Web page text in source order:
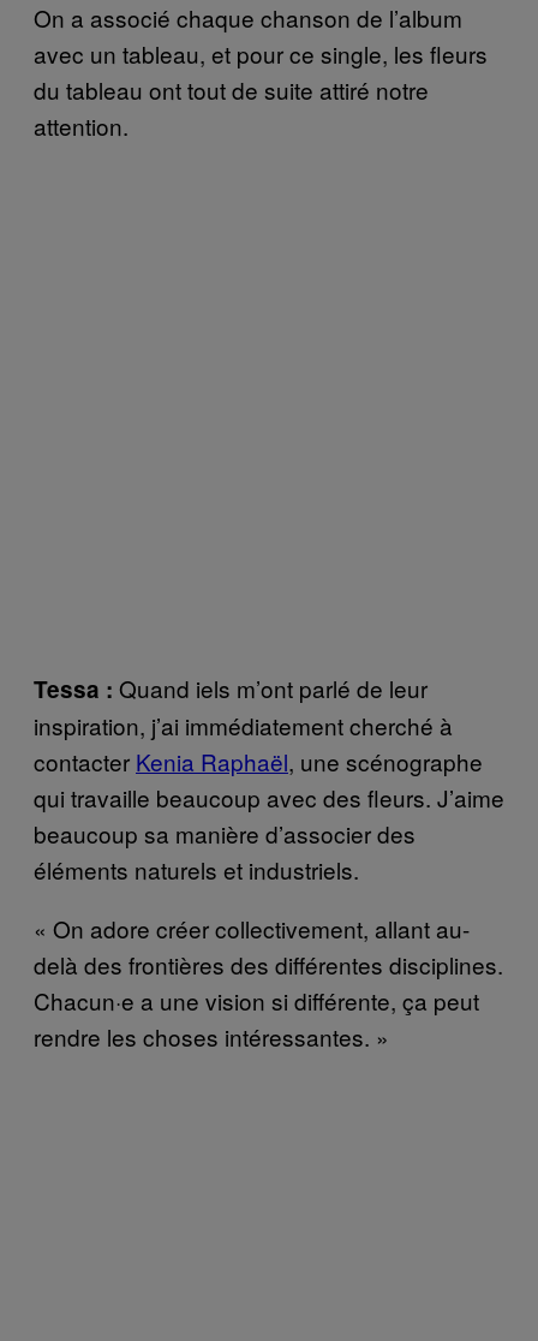
On a associé chaque chanson de l’album
avec un tableau, et pour ce single, les fleurs
du tableau ont tout de suite attiré notre
attention.
Tessa : Quand iels m’ont parlé de leur
inspiration, j’ai immédiatement cherché à
contacter Kenia Raphaël, une scénographe
qui travaille beaucoup avec des fleurs. J’aime
beaucoup sa manière d’associer des
éléments naturels et industriels.
« On adore créer collectivement, allant au-
delà des frontières des différentes disciplines.
Chacun·e a une vision si différente, ça peut
rendre les choses intéressantes. »